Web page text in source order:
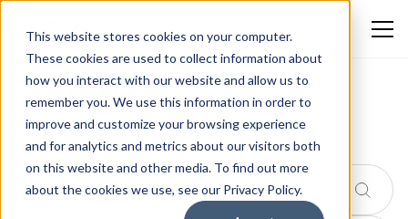
This website stores cookies on your computer.
These cookies are used to collect information about
how you interact with our website and allow us to
remember you. We use this information in order to
improve and customize your browsing experience
and for analytics and metrics about our visitors both
on this website and other media. To find out more
about the cookies we use, see our Privacy Policy.
ケーススタディ
成功しているお客様のストーリーを聞く